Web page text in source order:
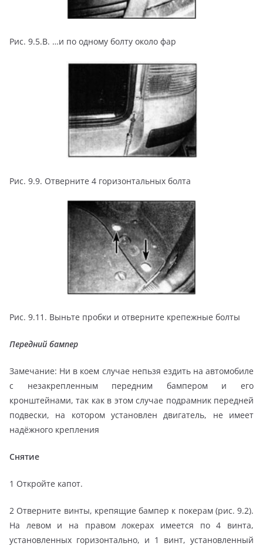
Рис. 9.5.В. …и по одному болту около фар
Рис. 9.9. Отверните 4 горизонтальных болта
Рис. 9.11. Выньте пробки и отверните крепежные болты
Передний бампер
Замечание: Ни в коем случае непьзя ездить на автомобиле
с незакрепленным передним бампером и его
кронштейнами, так как в этом случае подрамник передней
подвески, на котором установлен двигатель, не имеет
надёжного крепления
Снятие
1 Откройте капот.
2 Отверните винты, крепящие бампер к покерам (рис. 9.2).
На левом и на правом локерах имеется по 4 винта,
установленных горизонтально, и 1 винт, установленный